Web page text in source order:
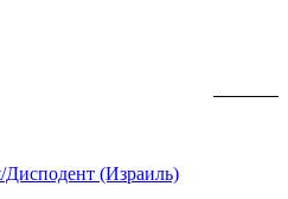
Дисподент (Израиль)